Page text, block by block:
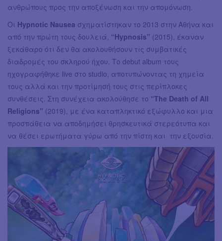
ανθρώπους προς την αποξένωση και την απομόνωση.
Οι Hypnotic Nausea σχηματίστηκαν το 2013 στην Αθήνα και
από την πρώτη τους δουλειά, “Hypnosis” (2015), έκαναν
ξεκάθαρο ότι δεν θα ακολουθήσουν τις συμβατικές
διαδρομές του σκληρού ήχου. Το debut album τους
ηχογραφήθηκε live στο studio, αποτυπώνοντας τη χημεία
τους αλλά και την προτίμησή τους στις περίπλοκες
συνθέσεις. Στη συνέχεια ακολούθησε το “The Death of All
Religions” (2019), με ένα καταπληκτικό εξώφυλλο και μια
προσπάθεια να αποδημήσει θρησκευτικά στερεότυπα και
να θέσει ερωτήματα γύρω από την πίστη και την εξουσία.